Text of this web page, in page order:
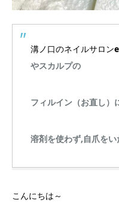
溝ノ口のネイルサロン
やスカルプの
フィルイン（お直し）
溶剤を使わず,自爪を
こんにちは～